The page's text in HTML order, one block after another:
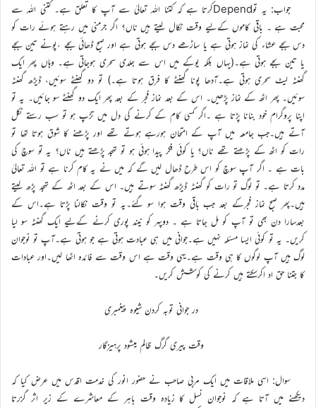
جواب: یہ توDependکرتا ہے کہ کتنا اللہ تعالیٰ سے آپ کا تعلق ہے۔ کتنی اللہ سے
محبت ہے ۔ باقی کاموں کےلیے وقت نکال لیتے ہیں ناں؟ اگر جرمنی میں رہتے ہوئے رات کو
دس بجے عشاء کی نماز ہوتی ہے یا ساڑھے دس بجے ہوتی ہے اور صبح ڈھائی بجے ،پونے تین بجے
یا تین بجے ہوتی ہے۔(یہاں بلکہ یوکے میں اس سے جلدی سحری ہوجاتی ہے۔ وہاں پھر ایک
گھنٹہ لیٹ سحری ہوتی ہے۔آدھا پونا گھنٹے کا فرق ہوتا ہے۔) تو دو گھنٹے سوئیں، ڈیڑھ گھنٹہ
سوئیں۔ پھر اٹھ کے نماز پڑھیں۔ اس کے بعد نماز فجر کے بعد پھر ایک دو گھنٹے سو جائیں۔ یہ تو
اپنا پروگرام خود بنانا پڑتا ہے ۔اگر کسی کام کے کرنے کی دل میں تڑپ ہو تو سب رستے نکل
آتے ہیں۔جب جامعہ میں آپ کے امتحان ہورہے ہوتے تھے اور پڑھنے کا شوق ہوتا تھا تو
رات کو اٹھ کے پڑھتے تھے ناں؟ یا کوئی فکر پیدا ہوئی ہو تو تہجد پڑھتے ہیں ناں؟ یہ تو سوچ کی
بات ہے ۔ اگر آپ سوچ کو اس طرح ڈھال لیں گے کہ میں نے یہ کام کرنا ہے تو اللہ تعالیٰ
مدد کرتا ہے۔ تو لوگ تو رات کو گھنٹہ ڈیڑھ گھنٹہ سوتے ہیں۔ اس کے بعد اٹھ کے تہجد پڑھ لیتے
ہیں۔پھر صبح نماز فجرکے بعد جب باقی وقت ہوا سو گئے۔یہ تو وقت نکالنا پڑتا ہے۔اس کے
بعدسارا دن بھی تو آپ کو مل جاتا ہے ۔ دوپہر کو نیند پوری کرنے کےلیے ایک گھنٹہ سو لیا
کریں۔ یہ تو کوئی ایسا مسئلہ نہیں ہے۔جوانی میں ہی عبادت ہوتی ہے جو ہوتی ہے۔آپ تو نوجوان
لوگ ہیں آپ لوگوں کا ہی وقت ہے۔یہی وقت ہے اس وقت سے فائدہ اٹھا لیں۔اور عبادات
کا جتنا حق اد اکرسکتے ہیں کرنے کی کوشش کریں۔
در جوانی توبہ کردن شیوه پیغمبری
وقت پیری گرگ ظالم میشود پرہیزگار
سوال: اسی ملاقات میں ایک مربی صاحب نے حضور انور کی خدمت اقدس میں عرض کیا کہ
دیکھنے میں آتا ہے کہ نوجوان نسل کا زیادہ وقت باہر کے معاشرے کے زیر اثر گزرتا